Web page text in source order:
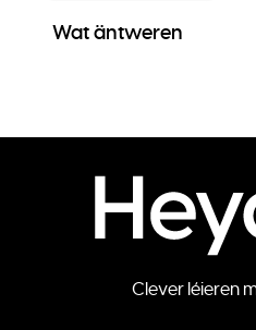
Wat äntweren
Clever léieren